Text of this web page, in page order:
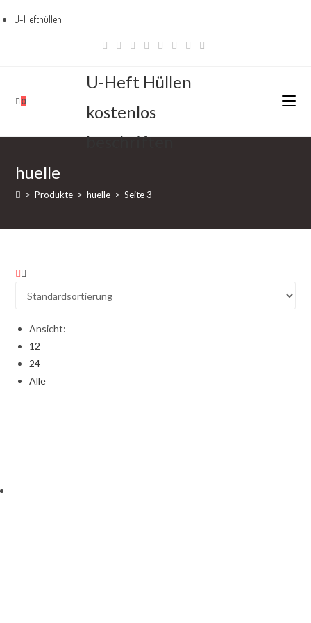
0
U-Heft Hüllen
kostenlos
beschriften
huelle
> Produkte > huelle > Seite 3
Ansicht:
12
24
Alle
U-Hefthüllen